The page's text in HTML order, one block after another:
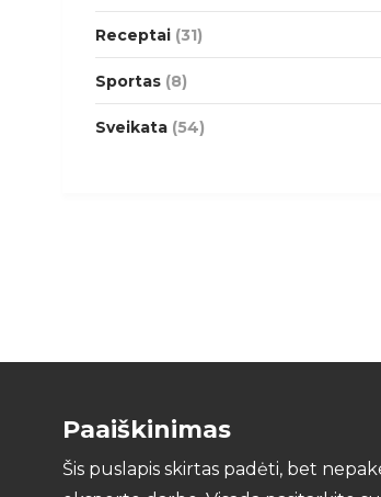
Receptai (31)
Sportas (8)
Sveikata (54)
Paaiškinimas
Šis puslapis skirtas padėti, bet